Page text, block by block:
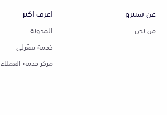
عن سبيرو
من نحن
اعرف اكثر
المدونة
خدمة سعّرلي
مركز خدمة العملاء